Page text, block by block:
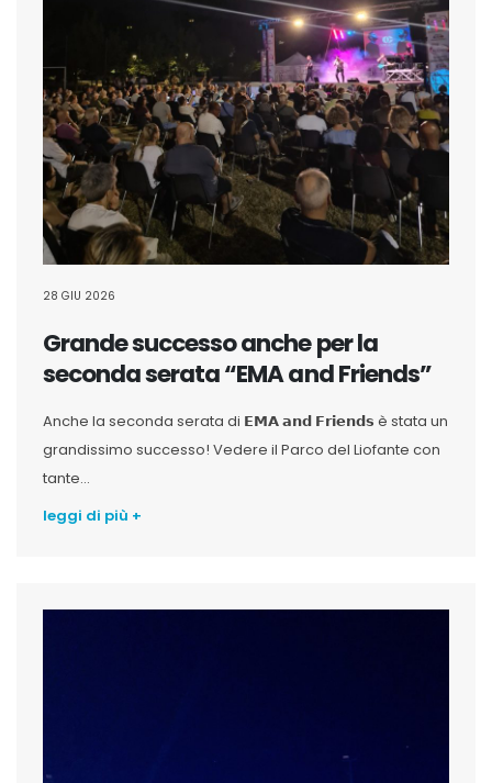
28 GIU 2026
Grande successo anche per la
seconda serata “EMA and Friends”
Anche la seconda serata di 𝗘𝗠𝗔 𝗮𝗻𝗱 𝗙𝗿𝗶𝗲𝗻𝗱𝘀 è stata un
grandissimo successo! Vedere il Parco del Liofante con
tante...
leggi di più +